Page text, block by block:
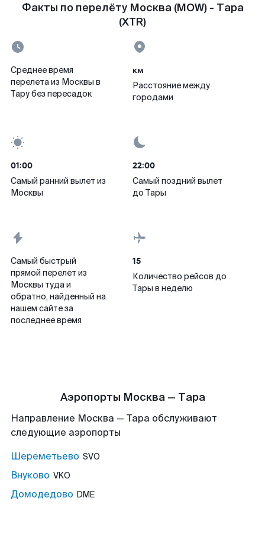
Факты по перелёту Москва (MOW) - Тара
(XTR)
Среднее время
перелета из Москвы в
Тару без пересадок
км
Расстояние между
городами
01:00
Самый ранний вылет из
Москвы
22:00
Самый поздний вылет
до Тары
Самый быстрый
прямой перелет из
Москвы туда и
обратно, найденный на
нашем сайте за
последнее время
15
Количество рейсов до
Тары в неделю
Аэропорты Москва — Тара
Направление Москва — Тара обслуживают
следующие аэропорты
Шереметьево SVO
Внуково VKO
Домодедово DME